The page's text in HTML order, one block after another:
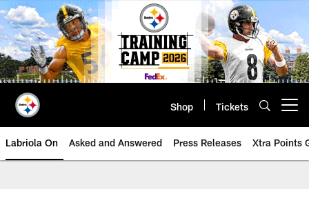
Skip
to
main
content
Shop Tickets
Labriola On Asked and Answered Press Releases Xtra Points